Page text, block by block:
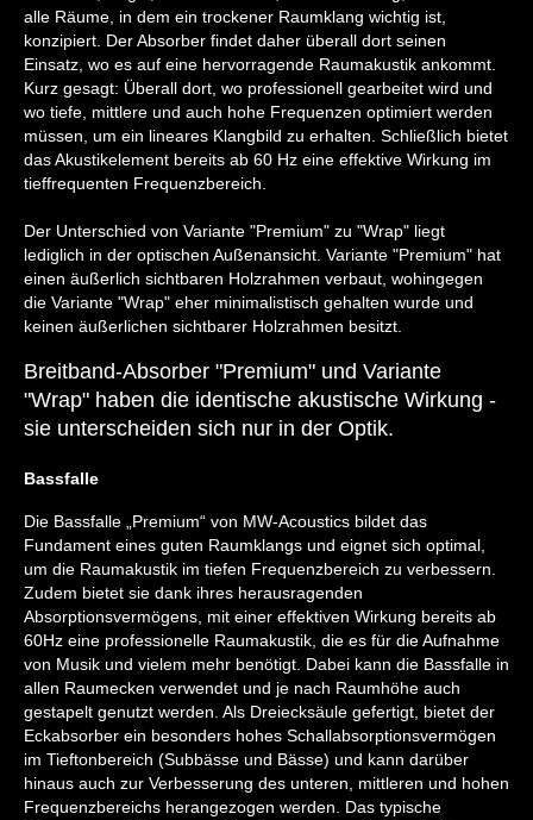
alle Räume, in dem ein trockener Raumklang wichtig ist,
konzipiert. Der Absorber findet daher überall dort seinen
Einsatz, wo es auf eine hervorragende Raumakustik ankommt.
Kurz gesagt: Überall dort, wo professionell gearbeitet wird und
wo tiefe, mittlere und auch hohe Frequenzen optimiert werden
müssen, um ein lineares Klangbild zu erhalten. Schließlich bietet
das Akustikelement bereits ab 60 Hz eine effektive Wirkung im
tieffrequenten Frequenzbereich.
Der Unterschied von Variante "Premium" zu "Wrap" liegt
lediglich in der optischen Außenansicht. Variante "Premium" hat
einen äußerlich sichtbaren Holzrahmen verbaut, wohingegen
die Variante "Wrap" eher minimalistisch gehalten wurde und
keinen äußerlichen sichtbarer Holzrahmen besitzt.
Breitband-Absorber "Premium" und Variante
"Wrap" haben die identische akustische Wirkung -
sie unterscheiden sich nur in der Optik.
Bassfalle
Die Bassfalle „Premium“ von MW-Acoustics bildet das
Fundament eines guten Raumklangs und eignet sich optimal,
um die Raumakustik im tiefen Frequenzbereich zu verbessern.
Zudem bietet sie dank ihres herausragenden
Absorptionsvermögens, mit einer effektiven Wirkung bereits ab
60Hz eine professionelle Raumakustik, die es für die Aufnahme
von Musik und vielem mehr benötigt. Dabei kann die Bassfalle in
allen Raumecken verwendet und je nach Raumhöhe auch
gestapelt genutzt werden. Als Dreiecksäule gefertigt, bietet der
Eckabsorber ein besonders hohes Schallabsorptionsvermögen
im Tieftonbereich (Subbässe und Bässe) und kann darüber
hinaus auch zur Verbesserung des unteren, mittleren und hohen
Frequenzbereichs herangezogen werden. Das typische